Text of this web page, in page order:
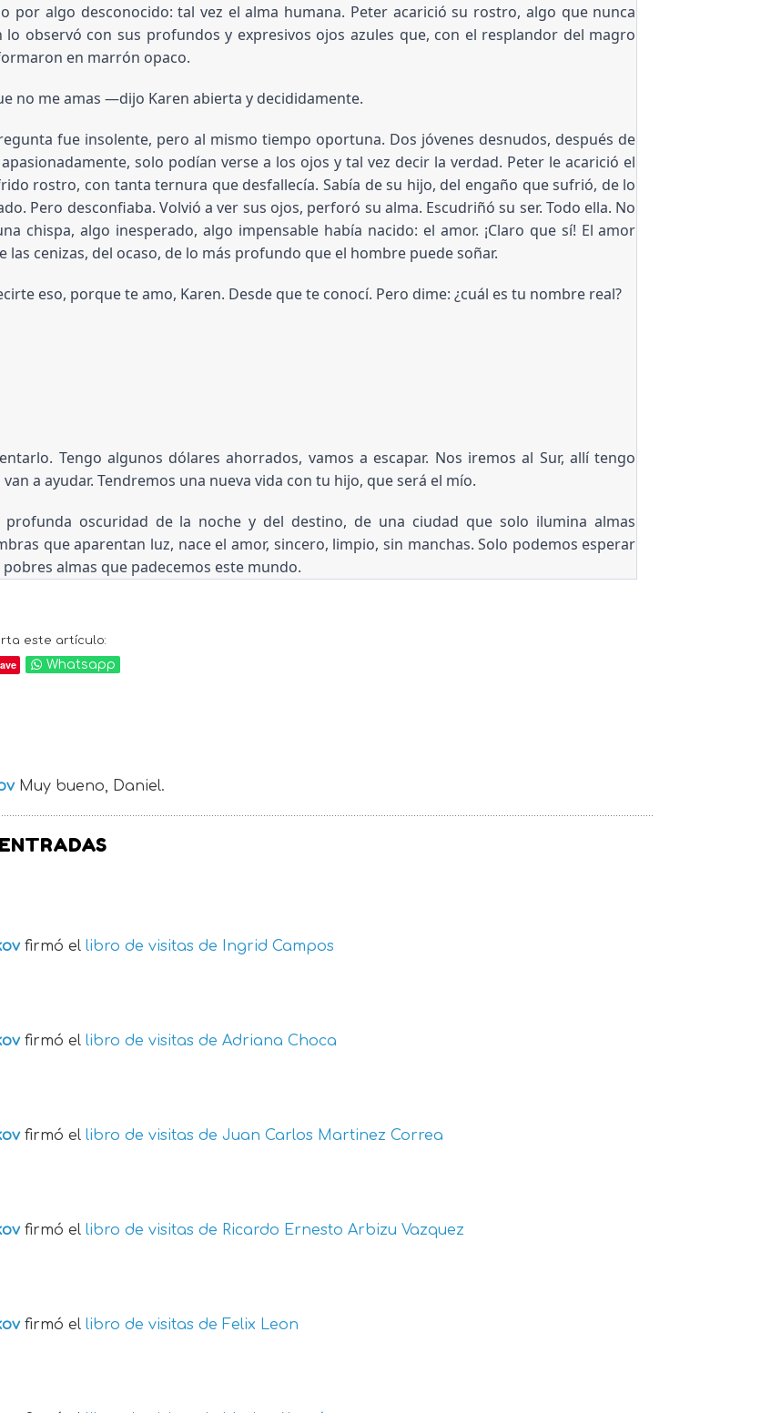
por algo desconocido: tal vez el alma humana. Peter acarició su rostro, algo que nunca
lo observó con sus profundos y expresivos ojos azules que, con el resplandor del magro
en marrón opaco.
no me amas —dijo Karen abierta y decididamente.
fue insolente, pero al mismo tiempo oportuna. Dos jóvenes desnudos, después de
solo podían verse a los ojos y tal vez decir la verdad. Peter le acarició el
rostro, con tanta ternura que desfallecía. Sabía de su hijo, del engaño que sufrió, de lo
Pero desconfiaba. Volvió a ver sus ojos, perforó su alma. Escudriñó su ser. Todo ella. No
chispa, algo inesperado, algo impensable había nacido: el amor. ¡Claro que sí! El amor
las cenizas, del ocaso, de lo más profundo que el hombre puede soñar.
eso, porque te amo, Karen. Desde que te conocí. Pero dime: ¿cuál es tu nombre real?
Tengo algunos dólares ahorrados, vamos a escapar. Nos iremos al Sur, allí tengo
a ayudar. Tendremos una nueva vida con tu hijo, que será el mío.
profunda oscuridad de la noche y del destino, de una ciudad que solo ilumina almas
que aparentan luz, nace el amor, sincero, limpio, sin manchas. Solo podemos esperar
almas que padecemos este mundo.
este artículo:
Whatsapp
Muy bueno, Daniel.
firmó el libro de visitas de Ingrid Campos
firmó el libro de visitas de Adriana Choca
firmó el libro de visitas de Juan Carlos Martinez Correa
firmó el libro de visitas de Ricardo Ernesto Arbizu Vazquez
firmó el libro de visitas de Felix Leon